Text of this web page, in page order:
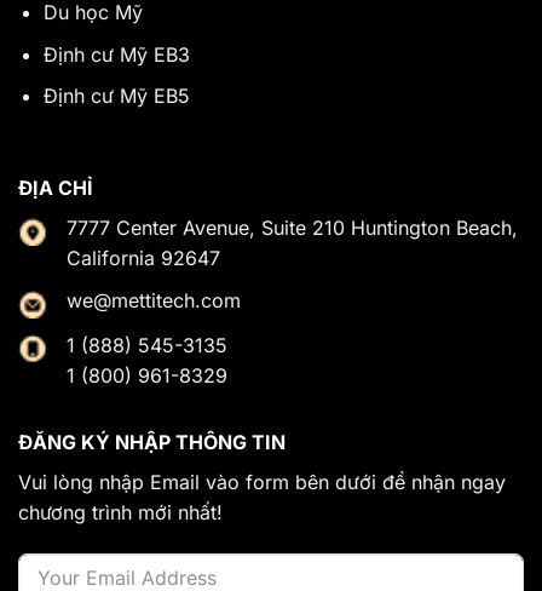
Du học Mỹ
Định cư Mỹ EB3
Định cư Mỹ EB5
ĐỊA CHỈ
7777 Center Avenue, Suite 210 Huntington Beach,
California 92647
we@mettitech.com
1 (888) 545-3135
1 (800) 961-8329
ĐĂNG KÝ NHẬP THÔNG TIN
Vui lòng nhập Email vào form bên dưới để nhận ngay
chương trình mới nhất!